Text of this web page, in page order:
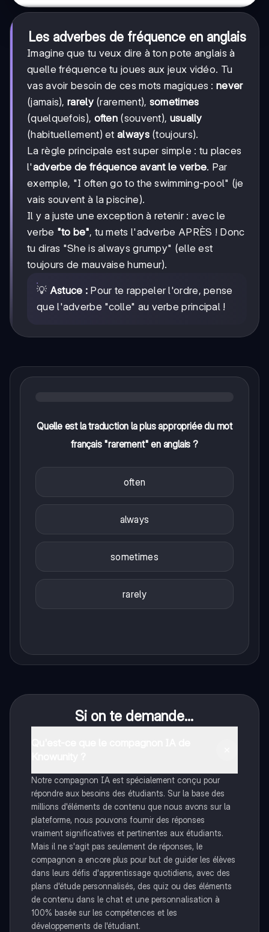
Les adverbes de fréquence en anglais
Imagine que tu veux dire à ton pote anglais à
quelle fréquence tu joues aux jeux vidéo. Tu
vas avoir besoin de ces mots magiques : never
(jamais), rarely(rarement), sometimes
(quelquefois), often (souvent), usually
(habituellement) etalways(toujours).
La règle principale est super simple : tu places
l'adverbe de fréquence avant le verbe. Par
exemple, "I often go to the swimming-pool" (je
vais souvent à la piscine).
Il y a juste une exception à retenir : avec le
verbe "to be", tu mets l'adverbe APRÈS ! Donc
tu diras "She is always grumpy" (elle est
toujours de mauvaise humeur).
💡 Astuce : Pour te rappeler l'ordre, pense
que l'adverbe "colle" au verbe principal !
Quelle est la traduction la plus appropriée du mot
français "rarement" en anglais ?
often
always
sometimes
rarely
Si on te demande...
Notre compagnon IA est spécialement conçu pour
répondre aux besoins des étudiants. Sur la base des
millions d'éléments de contenu que nous avons sur la
plateforme, nous pouvons fournir des réponses
vraiment significatives et pertinentes aux étudiants.
Mais il ne s'agit pas seulement de réponses, le
compagnon a encore plus pour but de guider les élèves
dans leurs défis d'apprentissage quotidiens, avec des
plans d'étude personnalisés, des quiz ou des éléments
de contenu dans le chat et une personnalisation à
100% basée sur les compétences et les
développements de l'étudiant.